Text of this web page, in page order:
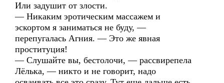
Или задушит от злости.
— Никаким эротическим массажем и
эскортом я заниматься не буду, —
перепугалась Агния. — Это же явная
проституция!
— Слушайте вы, бестолочи, — рассвирепела
Лёлька, — никто и не говорит, надо